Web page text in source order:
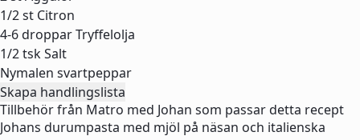
1/2 st Citron
4-6 dropparTryffelolja
1/2 tskSalt
Nymalen svartpeppar
Skapa handlingslista
Tillbehör från Matro med Johan som passar detta recept
Johans durumpasta med mjöl på näsan och italienska